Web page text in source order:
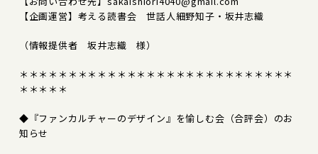
【企画運営】考える読書会 世話人細野知子・坂井志織
（情報提供者 坂井志織 様）
＊＊＊＊＊＊＊＊＊＊＊＊＊＊＊＊＊＊＊＊＊＊＊＊＊＊＊＊
＊＊＊＊＊
◆『ファンカルチャーのデザイン』を愉しむ会（合評会）のお
知らせ